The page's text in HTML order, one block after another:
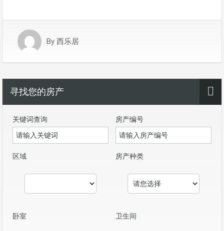
By 西乐居
寻找您的房产
关键词查询 房产编号
区域 房产种类
卧室 卫生间